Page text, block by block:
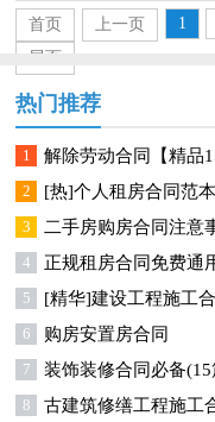
一。那么合同要怎么拟定
首页 上一页 1
尾页
热门推荐
1 解除劳动合同【精品
2 [热]个人租房合同范
3 二手房购房合同注意
4 正规租房合同免费通
5 [精华]建设工程施工
6 购房安置房合同
7 装饰装修合同必备(15
8 古建筑修缮工程施工